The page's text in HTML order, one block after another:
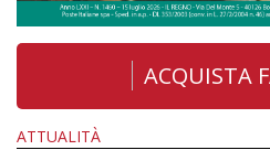
ACQUISTA
ATTUALITÀ